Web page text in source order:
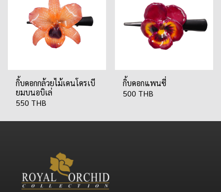
กิ้บดอกกล้วยไม้เดนโดรเบี
ยมบนอบิเล่
550 THB
กิ้บดอกแพนซี่
500 THB